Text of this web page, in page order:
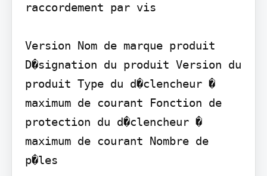
raccordement par vis
Version Nom de marque produit
D�signation du produit Version du
produit Type du d�clencheur �
maximum de courant Fonction de
protection du d�clencheur �
maximum de courant Nombre de
p�les